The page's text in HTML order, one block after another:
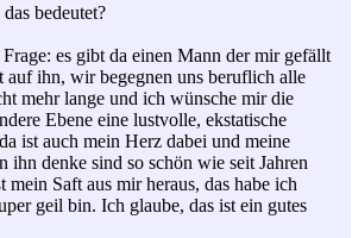
bedeutet?
es gibt da einen Mann der mir gefällt
auf ihn, wir begegnen uns beruflich alle
mehr lange und ich wünsche mir die
Ebene eine lustvolle, ekstatische
ist auch mein Herz dabei und meine
ihn denke sind so schön wie seit Jahren
Saft aus mir heraus, das habe ich
geil bin. Ich glaube, das ist ein gutes